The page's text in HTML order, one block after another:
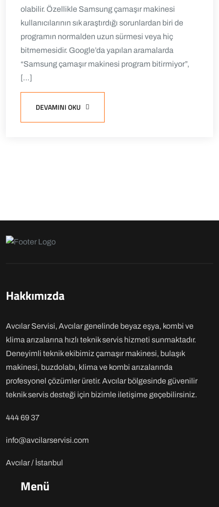
olabilir. Özellikle Samsung çamaşır makinesi
kullanıcılarının sık araştırdığı sorunlardan biri de
programın normalden uzun sürmesi veya hiç
bitmemesidir. Google’da yapılan aramalarda
“Samsung çamaşır makinesi program bitirmiyor”,
[…]
DEVAMINI OKU
Hakkımızda
Avcılar Servisi, Avcılar genelinde beyaz eşya, kombi ve
klima arızalarına hızlı teknik servis hizmeti sunmaktadır.
Deneyimli teknik ekibimiz çamaşır makinesi, bulaşık
makinesi, buzdolabı, klima ve kombi arızalarında
profesyonel çözümler üretir. Avcılar bölgesinde güvenilir
teknik servis desteği için bizimle iletişime geçebilirsiniz.
444 69 37
info@avcilarservisi.com
Avcılar / İstanbul
Menü